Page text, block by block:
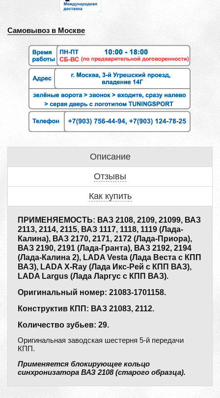
Самовывоз в Москве
Описание
Отзывы
Как купить
ПРИМЕНЯЕМОСТЬ: ВАЗ 2108, 2109, 21099, ВАЗ
2113, 2114, 2115, ВАЗ 1117, 1118, 1119 (Лада-
Калина), ВАЗ 2170, 2171, 2172 (Лада-Приора),
ВАЗ 2190, 2191 (Лада-Гранта), ВАЗ 2192, 2194
(Лада-Калина 2), LADA Vesta (Лада Веста с КПП
ВАЗ), LADA X-Ray (Лада Икс-Рей с КПП ВАЗ),
LADA Largus (Лада Ларгус с КПП ВАЗ).
Оригинальный номер: 21083-1701158.
Конструктив КПП: ВАЗ 21083, 2112.
Количество зубьев: 29.
Оригинальная заводская шестерня 5-й передачи
КПП.
Применяется блокирующее кольцо
синхронизатора ВАЗ 2108 (старого образца).